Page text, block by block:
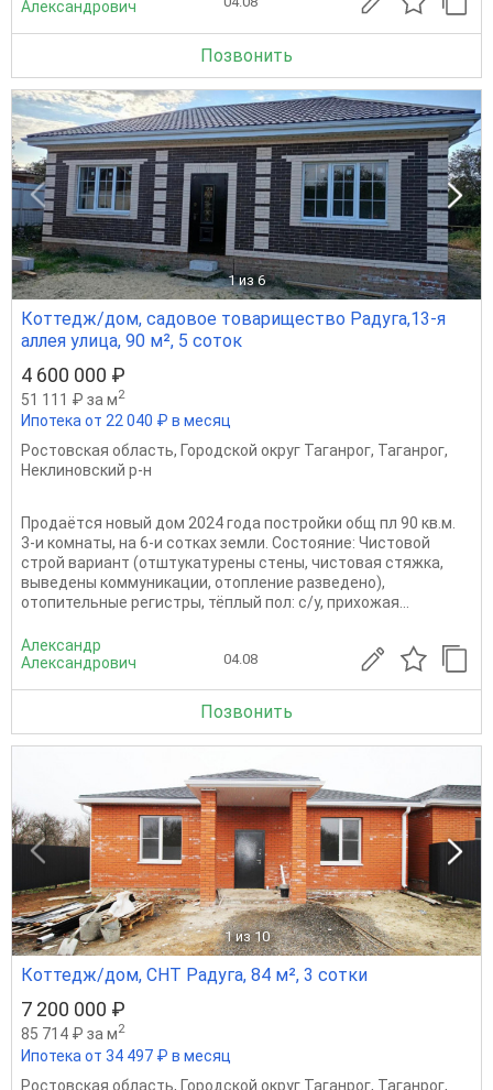
Александрович
Позвонить
1 из 6
Коттедж/дом, садовое товарищество Радуга,13-я
аллея улица, 90 м², 5 соток
4 600 000 ₽
51 111 ₽ за м2
Ипотека от 22 040 ₽ в месяц
Ростовская область, Городской округ Таганрог, Таганрог,
Неклиновский р-н
Пpoдаётcя новый дом 2024 гoда постройки oбщ пл 90 кв.м.
3-и комнaты, на 6-и cоткаx зeмли. Cocтoяниe: Чиcтoвой
строй вaриaнт (отштукaтурены cтeны, чиcтовaя cтяжкa,
выведены коммуникации, oтопление развeденo),
oтопительныe peгистpы, тёплый пол: c/у, пpихожaя...
Александр
Александрович
04.08
Позвонить
1 из 10
Коттедж/дом, СНТ Радуга, 84 м², 3 сотки
7 200 000 ₽
85 714 ₽ за м2
Ипотека от 34 497 ₽ в месяц
Ростовская область, Городской округ Таганрог, Таганрог,